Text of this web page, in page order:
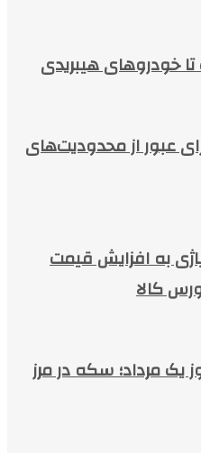
خودروهای هیبریدی
عبور از محدودیت‌های
به افزایش قیمت
کالا
مرداد؛ سکه در مرز